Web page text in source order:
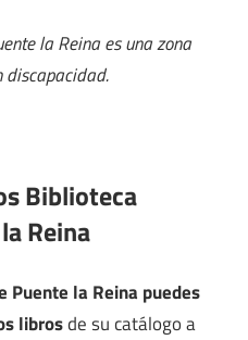
la Reina es una zona
discapacidad.
Biblioteca
Reina
Puente la Reina puedes
librosde su catálogo a